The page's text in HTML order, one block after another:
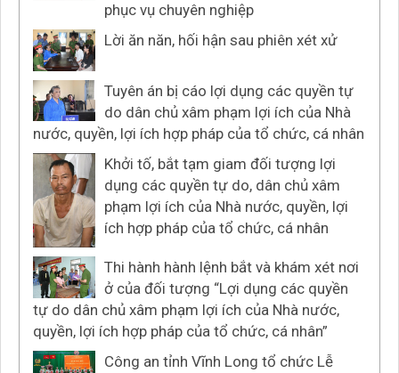
phục vụ chuyên nghiệp
Lời ăn năn, hối hận sau phiên xét xử
Tuyên án bị cáo lợi dụng các quyền tự
do dân chủ xâm phạm lợi ích của Nhà
nước, quyền, lợi ích hợp pháp của tổ chức, cá nhân
Khởi tố, bắt tạm giam đối tượng lợi
dụng các quyền tự do, dân chủ xâm
phạm lợi ích của Nhà nước, quyền, lợi
ích hợp pháp của tổ chức, cá nhân
Thi hành hành lệnh bắt và khám xét nơi
ở của đối tượng “Lợi dụng các quyền
tự do dân chủ xâm phạm lợi ích của Nhà nước,
quyền, lợi ích hợp pháp của tổ chức, cá nhân”
Công an tỉnh Vĩnh Long tổ chức Lễ